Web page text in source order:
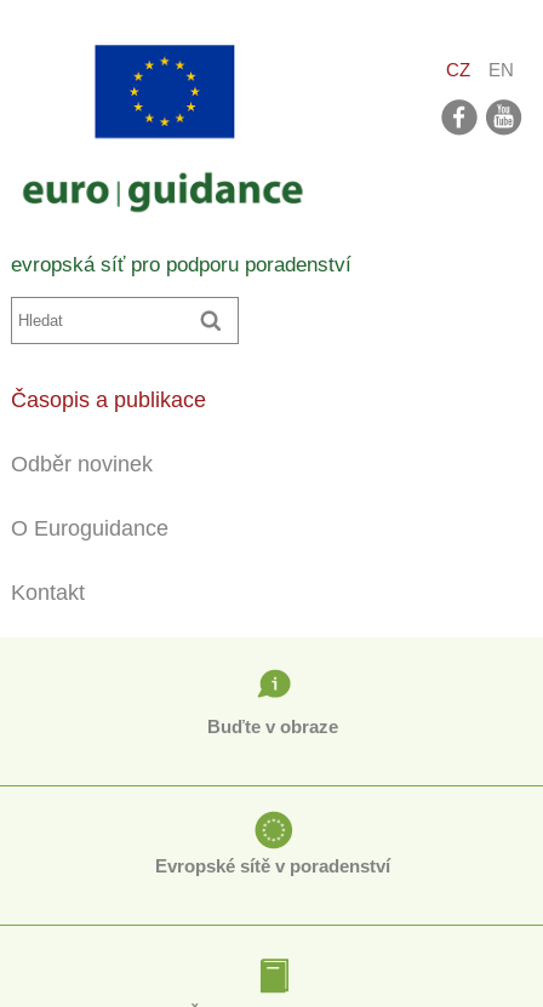
evropská síť pro podporu poradenství
CZ EN
Časopis a publikace
Odběr novinek
O Euroguidance
Kontakt
Buďte v obraze
Evropské sítě v poradenství